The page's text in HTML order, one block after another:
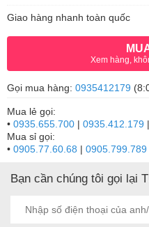
Giao hàng nhanh toàn quốc
Xem hàng,
Gọi mua hàng: 0935412179
Mua lẻ gọi:
• 0935.655.700 | 0935.412.179 |
Mua sỉ gọi:
• 0905.77.60.68 | 0905.799.789
Bạn cần chúng tôi gọi lại